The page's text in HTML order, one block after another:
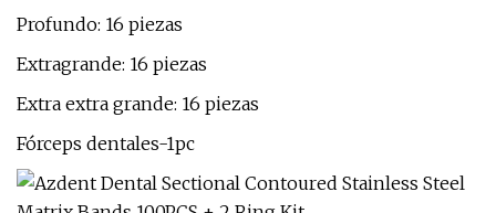
Profundo: 16 piezas
Extragrande: 16 piezas
Extra extra grande: 16 piezas
Fórceps dentales-1pc